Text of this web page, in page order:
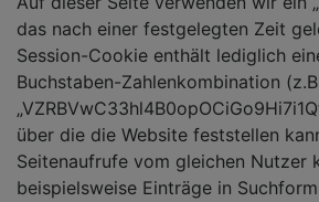
das nach einer festgelegten Zeit
Session-Cookie enthält lediglich
Buchstaben-Zahlenkombination
über die die Website feststellen
Seitenaufrufe vom gleichen Nutzer
beispielsweise Einträge in